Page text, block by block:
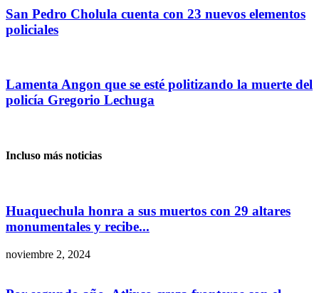
San Pedro Cholula cuenta con 23 nuevos elementos
policiales
Lamenta Angon que se esté politizando la muerte del
policía Gregorio Lechuga
Incluso más noticias
Huaquechula honra a sus muertos con 29 altares
monumentales y recibe...
noviembre 2, 2024